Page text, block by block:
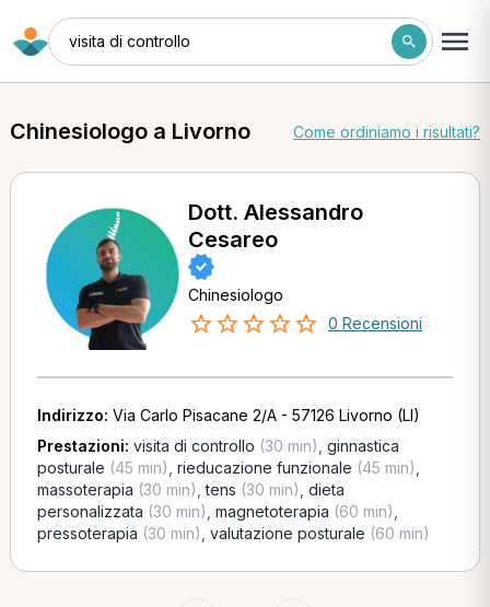
visita di controllo
Chinesiologo a Livorno Come ordiniamo i risultati?
Dott. Alessandro
Cesareo
Chinesiologo
0 Recensioni
Indirizzo: Via Carlo Pisacane 2/A - 57126 Livorno (LI)
Prestazioni: visita di controllo (30 min) ginnastica
posturale (45 min) rieducazione funzionale (45 min)
massoterapia (30 min) ,tens (30 min) dieta
personalizzata (30 min) magnetoterapia (60 min)
pressoterapia (30 min) valutazione posturale (60 min)